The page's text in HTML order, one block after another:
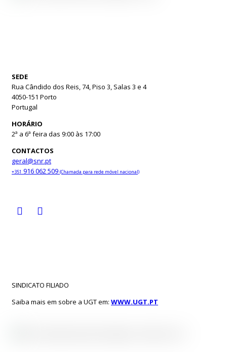
SEDE
Rua Cândido dos Reis, 74, Piso 3, Salas 3 e 4
4050-151 Porto
Portugal
HORÁRIO
2ª a 6ª feira das 9:00 às 17:00
CONTACTOS
geral@snr.pt
+351 916 062 509 (Chamada para rede móvel nacional)
SINDICATO FILIADO
Saiba mais em sobre a UGT em: WWW.UGT.PT